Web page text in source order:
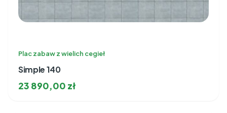
Plac zabaw z wielich cegieł
Simple 140
23 890,00 zł